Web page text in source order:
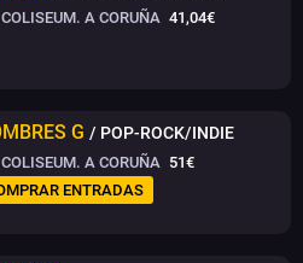
COLISEUM. A CORUÑA 41,04€
G / POP-ROCK/INDIE
COLISEUM. A CORUÑA 51€
ENTRADAS